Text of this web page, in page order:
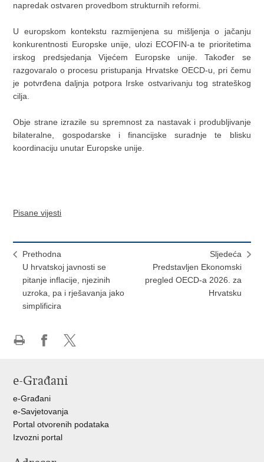
napredak ostvaren provedbom strukturnih reformi.
U europskom kontekstu razmijenjena su mišljenja o jačanju
konkurentnosti Europske unije, ulozi ECOFIN-a te prioritetima
irskog predsjedanja Vijećem Europske unije. Također se
razgovaralo o procesu pristupanja Hrvatske OECD-u, pri čemu
je potvrđena daljnja potpora Irske ostvarivanju tog strateškog
cilja.
Obje strane izrazile su spremnost za nastavak i produbljivanje
bilateralne, gospodarske i financijske suradnje te blisku
koordinaciju unutar Europske unije.
Pisane vijesti
Prethodna
U hrvatskoj javnosti se
pitanje inflacije, njezinih
uzroka, pa i rješavanja jako
simplificira
Sljedeća
Predstavljen Ekonomski
pregled OECD-a 2026. za
Hrvatsku
Facebooku
X-
e-Građani
e-Građani
e-Savjetovanja
Portal otvorenih podataka
Izvozni portal